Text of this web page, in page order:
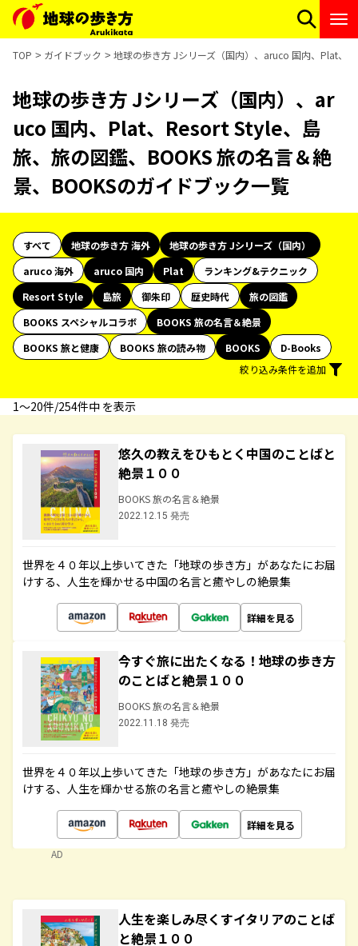
TOP ガイドブック 地球の歩き方 Jシリーズ（国内）、aruco 国内、Plat、
地球の歩き方 Jシリーズ（国内）、ar
uco 国内、Plat、Resort Style、島
旅、旅の図鑑、BOOKS 旅の名言＆絶
景、BOOKSのガイドブック一覧
すべて 地球の歩き方 海外
地球の歩き方 Jシリーズ（国内）
aruco 海外
aruco 国内 Plat
ランキング&テクニック
Resort Style
島旅 御朱印 歴史時代
旅の図鑑
BOOKS スペシャルコラボ
BOOKS 旅の名言＆絶景
BOOKS 旅と健康
BOOKS 旅の読み物 BOOKS
D-Books
絞り込み条件を追加
1〜20件/254件中 を表示
悠久の教えをひもとく中国のことばと
絶景１００
BOOKS 旅の名言＆絶景
2022.12.15 発売
世界を４０年以上歩いてきた「地球の歩き方」があなたにお届
けする、人生を輝かせる中国の名言と癒やしの絶景集
詳細を見る
今すぐ旅に出たくなる！地球の歩き方
のことばと絶景１００
BOOKS 旅の名言＆絶景
2022.11.18 発売
世界を４０年以上歩いてきた「地球の歩き方」があなたにお届
けする、人生を輝かせる旅の名言と癒やしの絶景集
詳細を見る
AD
人生を楽しみ尽くすイタリアのことば
と絶景１００